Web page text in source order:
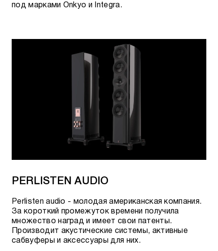
под марками Onkyo и Integra.
PERLISTEN AUDIO
Perlisten audio - молодая американская компания.
За короткий промежуток времени получила
множество наград и имеет свои патенты.
Производит акустические системы, активные
сабвуферы и аксессуары для них.